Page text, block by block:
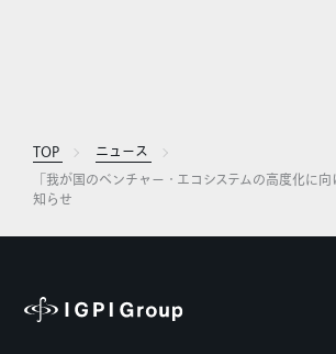
TOP
ニュース
「我が国のベンチャー・エコシステムの高度化に
知らせ